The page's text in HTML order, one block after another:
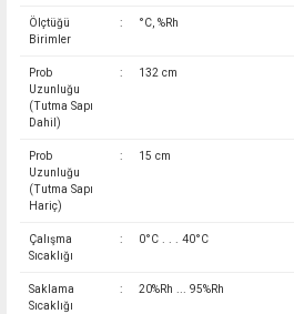
Ölçtüğü
Birimler
: °C, %Rh
Prob
Uzunluğu
(Tutma Sapı
Dahil)
: 132 cm
Prob
Uzunluğu
(Tutma Sapı
Hariç)
: 15 cm
Çalışma
Sıcaklığı
: 0°C . . . 40°C
Saklama
Sıcaklığı
: 20%Rh ... 95%Rh